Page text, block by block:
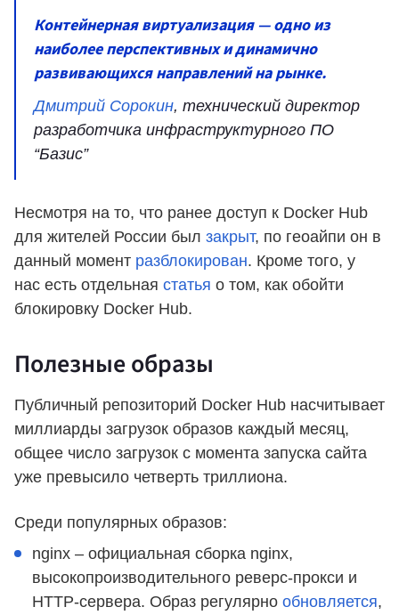
Контейнерная виртуализация — одно из
наиболее перспективных и динамично
развивающихся направлений на рынке.
Дмитрий Сорокин, технический директор
разработчика инфраструктурного ПО
“Базис”
Несмотря на то, что ранее доступ к Docker Hub
для жителей России был закрыт, по геоайпи он в
данный момент разблокирован. Кроме того, у
нас есть отдельная статья о том, как обойти
блокировку Docker Hub.
Полезные образы
Публичный репозиторий Docker Hub насчитывает
миллиарды загрузок образов каждый месяц,
общее число загрузок с момента запуска сайта
уже превысило четверть триллиона.
Среди популярных образов:
nginx – официальная сборка nginx,
высокопроизводительного реверс-прокси и
HTTP-сервера. Образ регулярно обновляется,